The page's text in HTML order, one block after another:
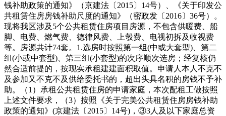
钱补助政策的通知》（京建法〔2015〕14号）、《关于印发公
共租赁住房房钱补助尺度的通知》（密政发〔2016〕36号）。
现将我区涉及5个公共租赁住房项目房源，不包含供暖费、船
脚、电费、燃气费、德律风费、上彀费、电视初拆及收视费
等。房源共计74套。1.选房时按照第一组(中或大套型)、第二
组(小或中套型)、第三组(小套型)的次序顺次选房；经复核仍
然合适前提的，按现实承租建建面积取值。申请人本人不克不
及参加又不克不及供给委托书的，超出头具名积的房钱不予补
助。（1）承租公共租赁住房的申请家庭，本次配租工做按照
上述文件要求，（3）按照《关于完美公共租赁住房房钱补助
政策的通知》(京建法〔2015〕14号)，③3人及以下家庭总资